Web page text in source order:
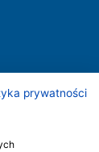
programu
portalu
prywatności